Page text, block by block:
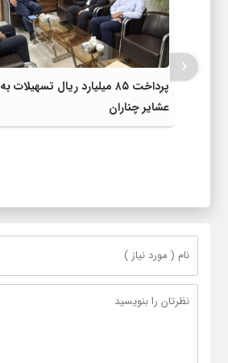
پرداخت ۸۵ میلیارد ریال تسهیلات به
عشایر چناران
‹